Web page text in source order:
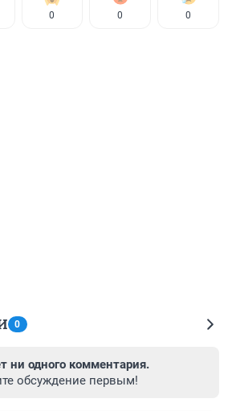
0 0 0
0
ни одного комментария.
обсуждение первым!